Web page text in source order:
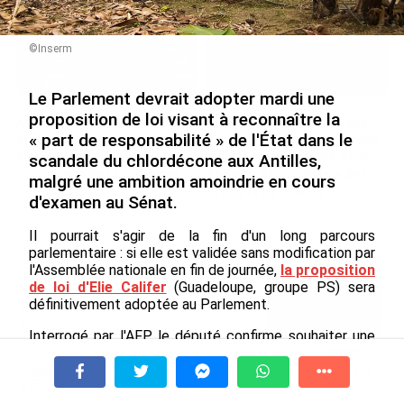
Avec VEENI, le Guadeloupéen
Yanis Foy entend participer
au développement
touristique des Outre-mer
le 06/08/2026
Après 5 ans à la SARA aux
Antilles, Olivier Cotta prend
la direction générale de la
Société Réunionnaise des
Produits Pétroliers
En juin 2026, les prix à la
consommation diminuent à
La Réunion et augmentent à ...
INTERVIEW. À Wallis-et-Futuna, un
tourisme authentique et durable en
À la une Tv Radio A Propos
©Inserm
Le Parlement devrait adopter mardi une
proposition de loi visant à reconnaître la
« part de responsabilité » de l'État dans le
scandale du chlordécone aux Antilles,
malgré une ambition amoindrie en cours
d'examen au Sénat.
Il pourrait s'agir de la fin d'un long parcours
parlementaire : si elle est validée sans modification par
l'Assemblée nationale en fin de journée, la proposition
de loi d'Elie Califer (Guadeloupe, groupe PS) sera
définitivement adoptée au Parlement.
Interrogé par l'AFP, le député confirme souhaiter une
adoption dans les mêmes termes qu'au Sénat, pour
cranter la responsabilité de l'État », et entériner un
dispositif «attendu par les victimes» du chlordécone,